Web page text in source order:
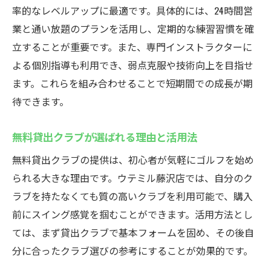
率的なレベルアップに最適です。具体的には、24時間営
業と通い放題のプランを活用し、定期的な練習習慣を確
立することが重要です。また、専門インストラクターに
よる個別指導も利用でき、弱点克服や技術向上を目指せ
ます。これらを組み合わせることで短期間での成長が期
待できます。
無料貸出クラブが選ばれる理由と活用法
無料貸出クラブの提供は、初心者が気軽にゴルフを始め
られる大きな理由です。ウテミル藤沢店では、自分のク
ラブを持たなくても質の高いクラブを利用可能で、購入
前にスイング感覚を掴むことができます。活用方法とし
ては、まず貸出クラブで基本フォームを固め、その後自
分に合ったクラブ選びの参考にすることが効果的です。